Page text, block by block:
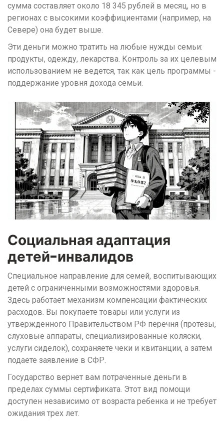
сумма составляет около 18 345 рублей в месяц, но в
регионах с высокими коэффициентами (например, на
Севере) она будет выше.
Эти деньги можно тратить на любые нужды семьи:
продукты, одежду, лекарства. Контроль за их целевым
использованием не ведется, так как цель программы -
поддержание уровня дохода семьи.
Социальная адаптация
детей-инвалидов
Специальное направление для семей, воспитывающих
детей с ограниченными возможностями здоровья.
Здесь работает механизм компенсации фактических
расходов. Вы покупаете товары или услуги из
утвержденного Правительством РФ перечня (протезы,
слуховые аппараты, специализированные коляски,
услуги сиделок), сохраняете чеки и квитанции, а затем
подаете заявление в СФР.
Государство вернет вам потраченные деньги в
пределах суммы сертификата. Этот вид помощи
доступен независимо от возраста ребенка и не требует
ожидания трех лет.